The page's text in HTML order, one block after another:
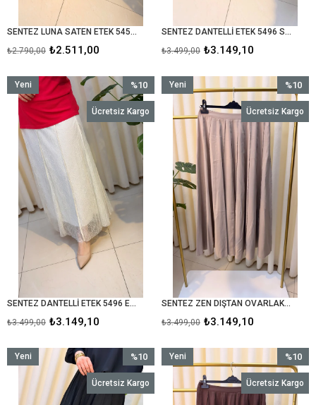
SENTEZ LUNA SATEN ETEK 5457 GOLD
₺2.511,00
₺2.790,00
SENTEZ DANTELLİ ETEK 5496 SİYAH
₺3.149,10
₺3.499,00
SENTEZ DANTELLİ ETEK 5496 EKRU
₺3.149,10
₺3.499,00
%10
İndirim
%10İndirim
Ücretsiz Kargo
Yeni
Ürün
SENTEZ ZEN DIŞTAN OVARLAKLI PARÇALI ETEK 5495 TAŞ
₺3.149,10
₺3.499,00
%10
İndirim
Ücretsiz Kargo
Yeni
Ürün
%10
İndirim
%10İndirim
Ücretsiz Kargo
Yeni
Ürün
%10
İndirim
Ücretsiz Kargo
Yeni